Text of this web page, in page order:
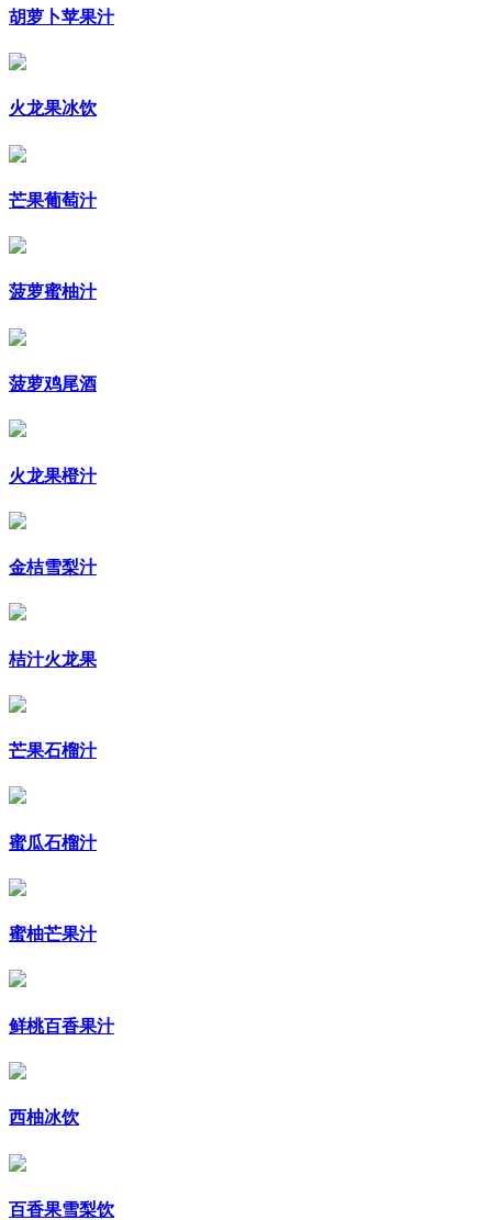
胡萝卜苹果汁
火龙果冰饮
芒果葡萄汁
菠萝蜜柚汁
菠萝鸡尾酒
火龙果橙汁
金桔雪梨汁
桔汁火龙果
芒果石榴汁
蜜瓜石榴汁
蜜柚芒果汁
鲜桃百香果汁
西柚冰饮
百香果雪梨饮